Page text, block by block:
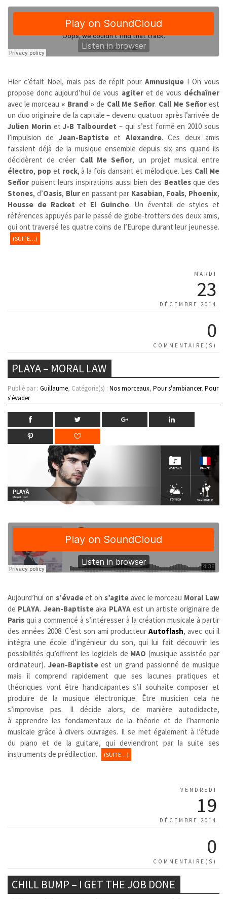
Hier c’était Noël, mais pas de répit pourAmnusique ! On vous
propose donc aujourd’hui de vous agiteret de vous déchaîner
avec le morceau « Brand » de Call Me Señor. Call Me Señorest
un duo originaire de la capitale – devenu quatuor après l’arrivée de
Julien Morin etJ-B Talbourdet– qui s’est formé en 2010 sous
l’impulsion de Jean-Baptisteet Alexandre. Ces deux amis
faisaient déjà de la musique ensemble depuis six ans quand ils
décidèrent de créer Call Me Señor, un projet musical entre
électro, pop et rock, à la fois dansant et mélodique. Les Call Me
Señor puisent leurs inspirations aussi bien des Beatlesque des
Stones, d’Oasis, Bluren passant par Kasabian, Foals, Phoenix,
Housse de Racket et El Guincho. Un éventail de styles et
références appuyés par le passé de globe-trotters des deux amis,
qui ont traversé les quatre coins de l’Europe durant leur jeunesse.
(SUITE…)
MARDI
23
DÉCEMBRE 2014
0
COMMENTAIRE(S)
PLAYA – MORAL LAW
Publié par : Guillaume, Catégorie(s) : Nos morceaux, Pour s'ambiancer, Pour
s'évader
Aujourd’hui on s’évadeet ons’agite avec le morceau Moral Law
de PLAYA. Jean-Baptisteaka PLAYAest un artiste originaire de
Paris qui a commencé à s’intéresser à la création musicale à partir
des années 2008. C’est son ami producteurAutoflash, avec qui il
intégra une école d’ingénieur du son, qui lui fait découvrir les
possibilités qu’offrent les logiciels de MAO (musique assistée par
ordinateur). Jean-Baptisteest un grand passionné de musique
mais il comprend rapidement que ses lacunes pratiques et
théoriques vont être handicapantes s’il souhaite composer et
produire de la musique électronique. Être musicien cela ne
s’improvise pas. Il décide alors, de manière autodidacte,
à apprendre les fondamentaux de la théorie et de l’harmonie
musicale grâce à divers ouvrages. Il se met également à l’étude
du piano et de la guitare, qui deviendront par la suite ses
instruments de prédilection.
(SUITE…)
VENDREDI
19
DÉCEMBRE 2014
0
COMMENTAIRE(S)
CHILL BUMP – I GET THE JOB DONE